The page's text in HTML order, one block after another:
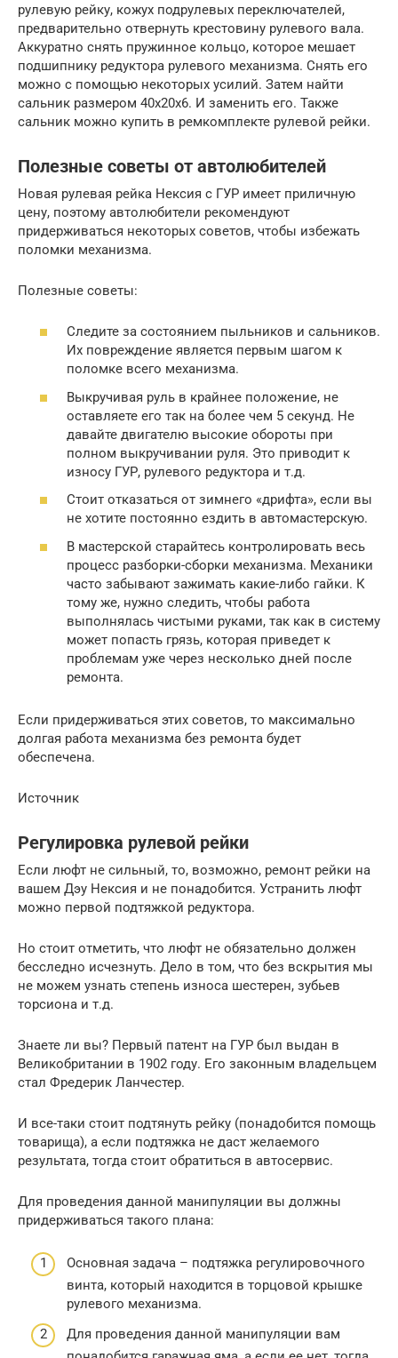
рулевую рейку, кожух подрулевых переключателей,
предварительно отвернуть крестовину рулевого вала.
Аккуратно снять пружинное кольцо, которое мешает
подшипнику редуктора рулевого механизма. Снять его
можно с помощью некоторых усилий. Затем найти
сальник размером 40х20х6. И заменить его. Также
сальник можно купить в ремкомплекте рулевой рейки.
Полезные советы от автолюбителей
Новая рулевая рейка Нексия с ГУР имеет приличную
цену, поэтому автолюбители рекомендуют
придерживаться некоторых советов, чтобы избежать
поломки механизма.
Полезные советы:
Следите за состоянием пыльников и сальников.
Их повреждение является первым шагом к
поломке всего механизма.
Выкручивая руль в крайнее положение, не
оставляете его так на более чем 5 секунд. Не
давайте двигателю высокие обороты при
полном выкручивании руля. Это приводит к
износу ГУР, рулевого редуктора и т.д.
Стоит отказаться от зимнего «дрифта», если вы
не хотите постоянно ездить в автомастерскую.
В мастерской старайтесь контролировать весь
процесс разборки-сборки механизма. Механики
часто забывают зажимать какие-либо гайки. К
тому же, нужно следить, чтобы работа
выполнялась чистыми руками, так как в систему
может попасть грязь, которая приведет к
проблемам уже через несколько дней после
ремонта.
Если придерживаться этих советов, то максимально
долгая работа механизма без ремонта будет
обеспечена.
Источник
Регулировка рулевой рейки
Если люфт не сильный, то, возможно, ремонт рейки на
вашем Дэу Нексия и не понадобится. Устранить люфт
можно первой подтяжкой редуктора.
Но стоит отметить, что люфт не обязательно должен
бесследно исчезнуть. Дело в том, что без вскрытия мы
не можем узнать степень износа шестерен, зубьев
торсиона и т.д.
Знаете ли вы? Первый патент на ГУР был выдан в
Великобритании в 1902 году. Его законным владельцем
стал Фредерик Ланчестер.
И все-таки стоит подтянуть рейку (понадобится помощь
товарища), а если подтяжка не даст желаемого
результата, тогда стоит обратиться в автосервис.
Для проведения данной манипуляции вы должны
придерживаться такого плана:
Основная задача – подтяжка регулировочного
винта, который находится в торцовой крышке
рулевого механизма.
Для проведения данной манипуляции вам